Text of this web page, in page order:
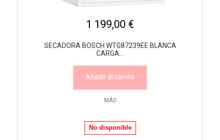
1 199,00 €
SECADORA BOSCH WTG87239EE BLANCA
CARGA...
Añadir al carrito
MÁS
No disponible